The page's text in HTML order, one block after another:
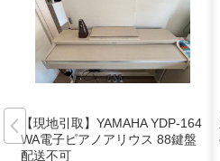
【現地引取】YAMAHA YDP-164
WA電子ピアノアリウス 88鍵盤
配送不可